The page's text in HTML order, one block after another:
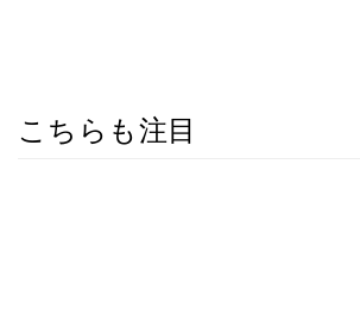
こちらも注目